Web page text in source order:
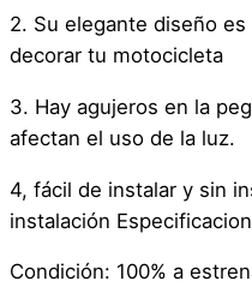
o
c
n
t
d
a
d
2. Su elegante diseño
decorar tu motocicleta
3. Hay agujeros en la
afectan el uso de la luz.
4, fácil de instalar y sin
instalación
Condición: 100% a